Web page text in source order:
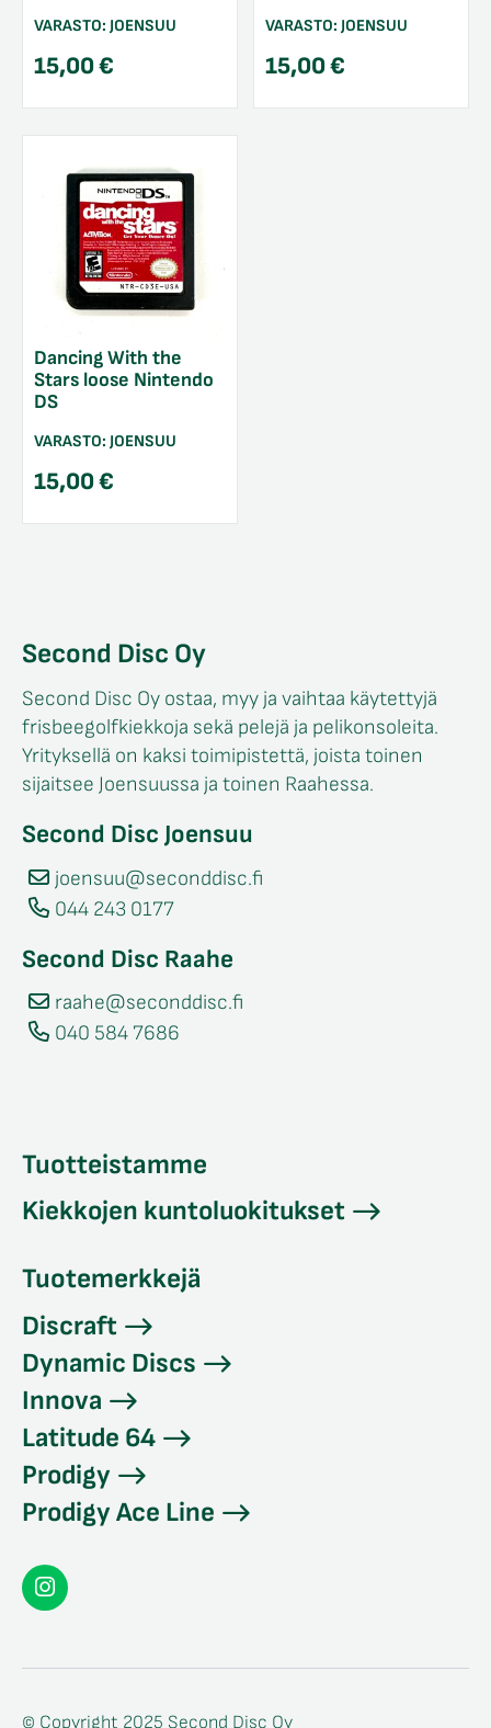
VARASTO: JOENSUU
15,00€
VARASTO: JOENSUU
15,00€
Dancing With the
Stars loose Nintendo
DS
VARASTO: JOENSUU
15,00€
Second Disc Oy
Second Disc Oy ostaa, myy ja vaihtaa käytettyjä
frisbeegolfkiekkoja sekä pelejä ja pelikonsoleita.
Yrityksellä on kaksi toimipistettä, joista toinen
sijaitsee Joensuussa ja toinen Raahessa.
Second Disc Joensuu
joensuu@seconddisc.fi
044 243 0177
Second Disc Raahe
raahe@seconddisc.fi
040 584 7686
Tuotteistamme
Kiekkojen kuntoluokitukset
Tuotemerkkejä
Discraft
Dynamic Discs
Innova
Latitude 64
Prodigy
Prodigy Ace Line
Seconddisc
© Copyright 2025 Second Disc Oy